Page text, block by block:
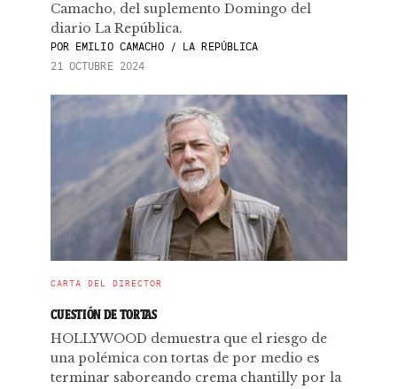
Camacho, del suplemento Domingo del
diario La República.
POREMILIO CAMACHO / LA REPÚBLICA
21 OCTUBRE 2024
CARTA DEL DIRECTOR
CUESTIÓN DE TORTAS
HOLLYWOOD demuestra que el riesgo de
una polémica con tortas de por medio es
terminar saboreando crema chantilly por la